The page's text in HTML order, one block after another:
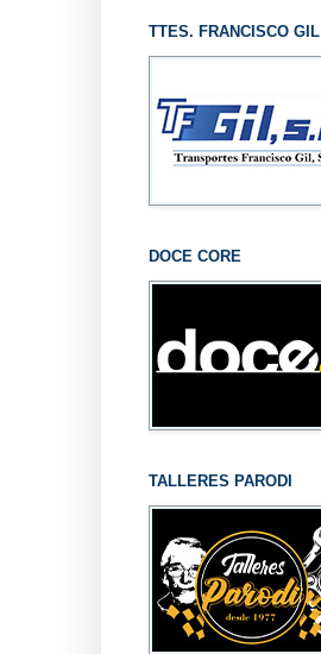
TTES. FRANCISCO GIL
DOCE CORE
TALLERES PARODI